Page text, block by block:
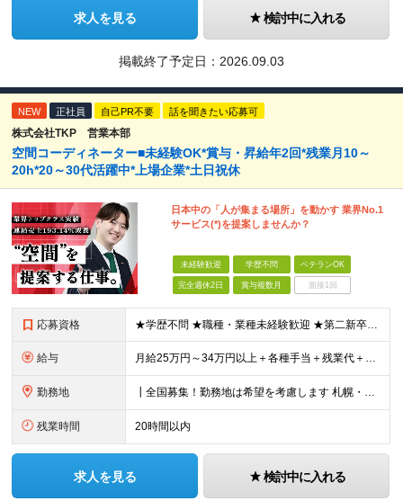
求人を見る 検討中に入れる
掲載終了予定日： 2026.09.03
NEW 正社員 自己PR不要 話を聞きたい応募可
株式会社TKP 営業本部
空間コーディネーター■未経験OK*賞与・昇給年2回*残業月10～
20h*20～30代活躍中*上場企業*土日祝休
日本中の「人が集まる場所」を動かす 業界No.1
サービス(*)を提案しませんか？
未経験歓迎 学歴不問 ベテランOK
完全週休2日 賞与複数月 面接1回
応募資格 ★学歴不問 ★職種・業種未経験歓迎 ★第二新卒歓迎 ＜こんな方にオススメ＞ ◎一つの商材ではなく、幅広い提案で勝負したい ◎成長企業でスケールの大きい仕事に挑戦したい ◎実力を評価されたい＆腰を据え
給与 月給25万円～34万円以上＋各種手当＋残業代＋賞与年2回 初年度想定年収：348万円～ ※経験・能力を考慮のうえ優遇します。 ※上記にはエリア給（10,000円～15,000円）、見込み残業代（20
勤務地 ┃全国募集！勤務地は希望を考慮します 札幌・仙台・東京・横浜・金沢・名古屋・大阪・京都・広島・福岡 募集 ※上記のほか、全国に拠点あり ※キャリアアップやキャリアシフトに伴う転勤も一部ありますが、基
残業時間 20時間以内
求人を見る 検討中に入れる